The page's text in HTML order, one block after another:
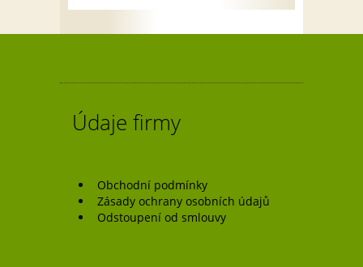
Údaje firmy
Obchodní podmínky
Zásady ochrany osobních údajů
Odstoupení od smlouvy